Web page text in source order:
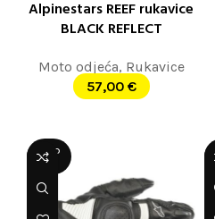
Alpinestars REEF rukavice
BLACK REFLECT
Moto odjeća, Rukavice
57,00 €
SOLD
OUT